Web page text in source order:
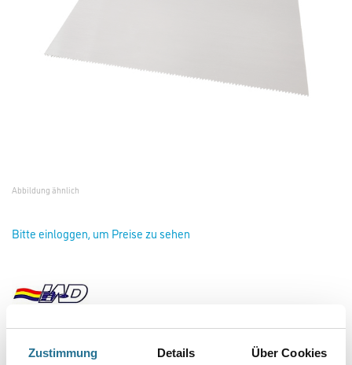
Zustimmung Details Über Cookies
Abbildung ähnlich
Bitte einloggen, um Preise zu sehen
WD Kleberauftragsspachtel 180mm A2